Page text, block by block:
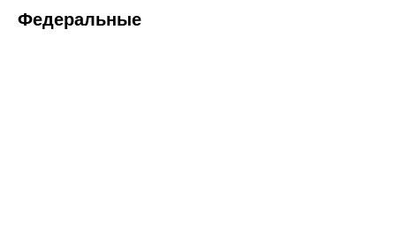
Федеральные